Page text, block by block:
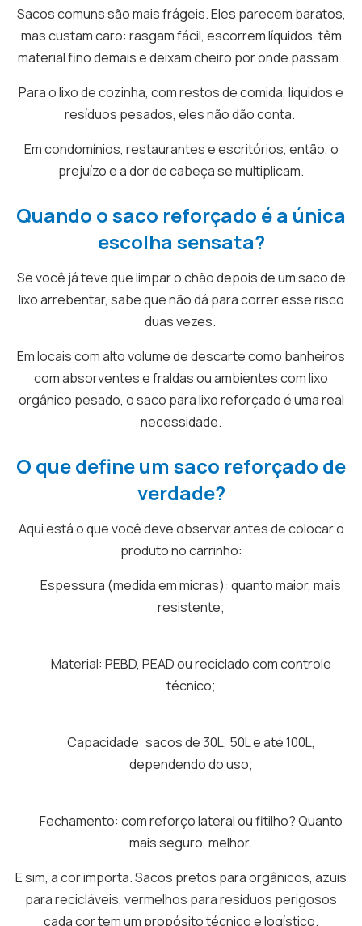
Sacos comuns são mais frágeis. Eles parecem baratos,
mas custam caro: rasgam fácil, escorrem líquidos, têm
material fino demais e deixam cheiro por onde passam.
Para o lixo de cozinha, com restos de comida, líquidos e
resíduos pesados, eles não dão conta.
Em condomínios, restaurantes e escritórios, então, o
prejuízo e a dor de cabeça se multiplicam.
Quando o saco reforçado é a única
escolha sensata?
Se você já teve que limpar o chão depois de um saco de
lixo arrebentar, sabe que não dá para correr esse risco
duas vezes.
Em locais com alto volume de descarte como banheiros
com absorventes e fraldas ou ambientes com lixo
orgânico pesado, o saco para lixo reforçado é uma real
necessidade.
O que define um saco reforçado de
verdade?
Aqui está o que você deve observar antes de colocar o
produto no carrinho:
Espessura (medida em micras): quanto maior, mais
resistente;
Material: PEBD, PEAD ou reciclado com controle
técnico;
Capacidade: sacos de 30L, 50L e até 100L,
dependendo do uso;
Fechamento: com reforço lateral ou fitilho? Quanto
mais seguro, melhor.
E sim, a cor importa. Sacos pretos para orgânicos, azuis
para recicláveis, vermelhos para resíduos perigosos
cada cor tem um propósito técnico e logístico.